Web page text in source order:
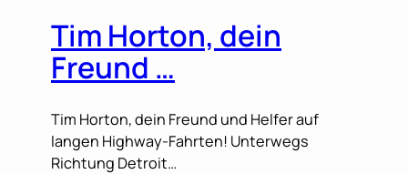
Tim Horton, dein
Freund …
Tim Horton, dein Freund und Helfer auf
langen Highway-Fahrten! Unterwegs
Richtung Detroit…